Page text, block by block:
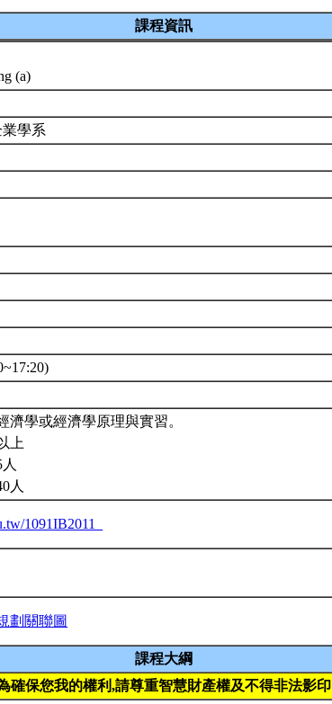
課程資訊
(a)
學系
濟學或經濟學原理與實習。
上
人
1091IB2011_
劃關聯圖
課程大綱
確保您我的權利,請尊重智慧財產權及不得非法影印